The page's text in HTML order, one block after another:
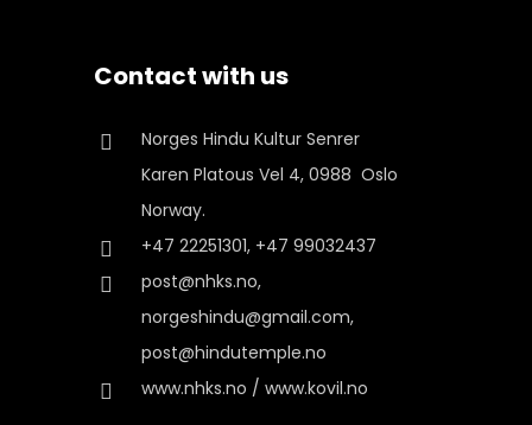
Contact with us
Norges Hindu Kultur Senrer
Karen Platous Vel 4, 0988 Oslo
Norway.
+47 22251301, +47 99032437
post@nhks.no,
norgeshindu@gmail.com,
post@hindutemple.no
www.nhks.no / www.kovil.no